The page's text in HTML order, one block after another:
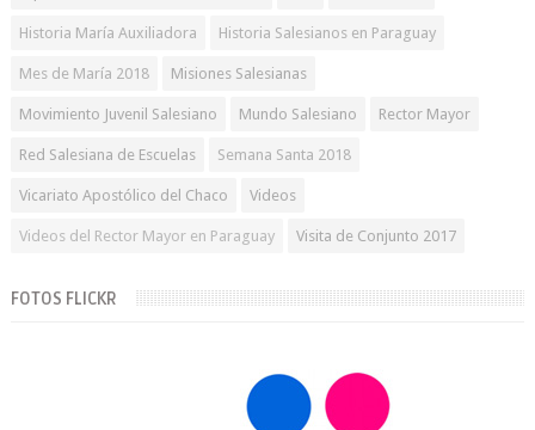
Historia María Auxiliadora Historia Salesianos en Paraguay
Mes de María 2018 Misiones Salesianas
Movimiento Juvenil Salesiano Mundo Salesiano Rector Mayor
Red Salesiana de Escuelas Semana Santa 2018
Vicariato Apostólico del Chaco Videos
Videos del Rector Mayor en Paraguay Visita de Conjunto 2017
FOTOS FLICKR